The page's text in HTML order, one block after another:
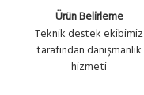
Ürün Belirleme
Teknik destek ekibimiz
tarafından danışmanlık
hizmeti